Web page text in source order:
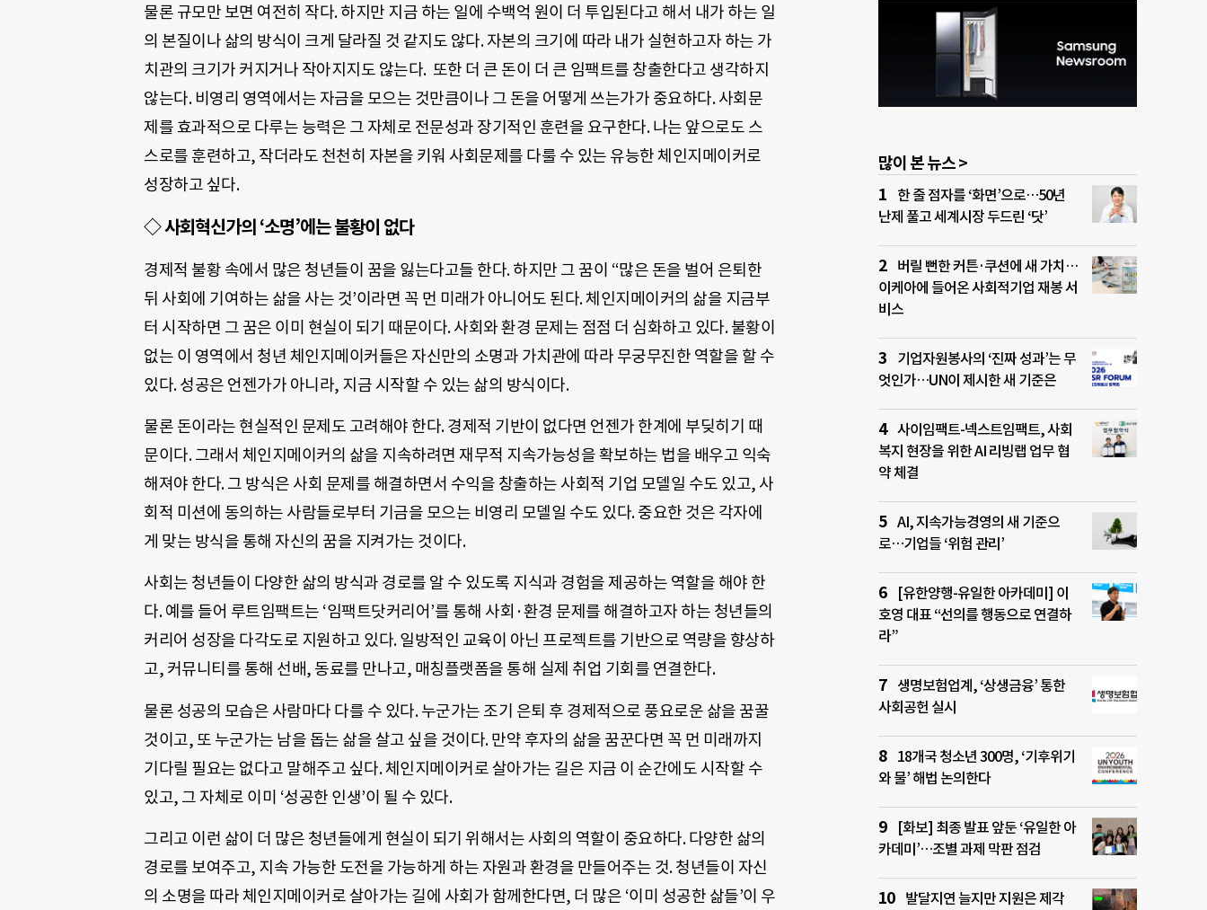
물론 규모만 보면 여전히 작다. 하지만 지금 하는 일에 수백억 원이 더 투입된다고 해서 내가 하는 일
의 본질이나 삶의 방식이 크게 달라질 것 같지도 않다. 자본의 크기에 따라 내가 실현하고자 하는 가
치관의 크기가 커지거나 작아지지도 않는다. 또한 더 큰 돈이 더 큰 임팩트를 창출한다고 생각하지
않는다. 비영리 영역에서는 자금을 모으는 것만큼이나 그 돈을 어떻게 쓰는가가 중요하다. 사회문
제를 효과적으로 다루는 능력은 그 자체로 전문성과 장기적인 훈련을 요구한다. 나는 앞으로도 스
스로를 훈련하고, 작더라도 천천히 자본을 키워 사회문제를 다룰 수 있는 유능한 체인지메이커로
성장하고 싶다.
◇ 사회혁신가의 ‘소명’에는 불황이 없다
경제적 불황 속에서 많은 청년들이 꿈을 잃는다고들 한다. 하지만 그 꿈이 “많은 돈을 벌어 은퇴한
뒤 사회에 기여하는 삶을 사는 것’이라면 꼭 먼 미래가 아니어도 된다. 체인지메이커의 삶을 지금부
터 시작하면 그 꿈은 이미 현실이 되기 때문이다. 사회와 환경 문제는 점점 더 심화하고 있다. 불황이
없는 이 영역에서 청년 체인지메이커들은 자신만의 소명과 가치관에 따라 무궁무진한 역할을 할 수
있다. 성공은 언젠가가 아니라, 지금 시작할 수 있는 삶의 방식이다.
물론 돈이라는 현실적인 문제도 고려해야 한다. 경제적 기반이 없다면 언젠가 한계에 부딪히기 때
문이다. 그래서 체인지메이커의 삶을 지속하려면 재무적 지속가능성을 확보하는 법을 배우고 익숙
해져야 한다. 그 방식은 사회 문제를 해결하면서 수익을 창출하는 사회적 기업 모델일 수도 있고, 사
회적 미션에 동의하는 사람들로부터 기금을 모으는 비영리 모델일 수도 있다. 중요한 것은 각자에
게 맞는 방식을 통해 자신의 꿈을 지켜가는 것이다.
사회는 청년들이 다양한 삶의 방식과 경로를 알 수 있도록 지식과 경험을 제공하는 역할을 해야 한
다. 예를 들어 루트임팩트는 ‘임팩트닷커리어’를 통해 사회·환경 문제를 해결하고자 하는 청년들의
커리어 성장을 다각도로 지원하고 있다. 일방적인 교육이 아닌 프로젝트를 기반으로 역량을 향상하
고, 커뮤니티를 통해 선배, 동료를 만나고, 매칭플랫폼을 통해 실제 취업 기회를 연결한다.
물론 성공의 모습은 사람마다 다를 수 있다. 누군가는 조기 은퇴 후 경제적으로 풍요로운 삶을 꿈꿀
것이고, 또 누군가는 남을 돕는 삶을 살고 싶을 것이다. 만약 후자의 삶을 꿈꾼다면 꼭 먼 미래까지
기다릴 필요는 없다고 말해주고 싶다. 체인지메이커로 살아가는 길은 지금 이 순간에도 시작할 수
있고, 그 자체로 이미 ‘성공한 인생’이 될 수 있다.
그리고 이런 삶이 더 많은 청년들에게 현실이 되기 위해서는 사회의 역할이 중요하다. 다양한 삶의
경로를 보여주고, 지속 가능한 도전을 가능하게 하는 자원과 환경을 만들어주는 것. 청년들이 자신
의 소명을 따라 체인지메이커로 살아가는 길에 사회가 함께한다면, 더 많은 ‘이미 성공한 삶들’이 우
많이 본 뉴스 >
한 줄 점자를 ‘화면’으로…50년
난제 풀고 세계시장 두드린 ‘닷’
버릴 뻔한 커튼·쿠션에 새 가치…
이케아에 들어온 사회적기업 재봉 서
비스
기업자원봉사의 ‘진짜 성과’는 무
엇인가…UN이 제시한 새 기준은
사이임팩트-넥스트임팩트, 사회
복지 현장을 위한 AI 리빙랩 업무 협
약 체결
AI, 지속가능경영의 새 기준으
로…기업들 ‘위험 관리’
[유한양행-유일한 아카데미] 이
호영 대표 “선의를 행동으로 연결하
라”
생명보험업계, ‘상생금융’ 통한
사회공헌 실시
18개국 청소년 300명, ‘기후위기
와 물’ 해법 논의한다
[화보] 최종 발표 앞둔 ‘유일한 아
카데미’…조별 과제 막판 점검
발달지연 늘지만 지원은 제각